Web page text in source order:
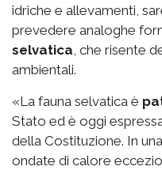
idriche e allevamenti,
prevedere analoghe
selvatica, che risente
ambientali.
«La fauna selvatica è
Stato ed è oggi
della Costituzione. In
ondate di calore